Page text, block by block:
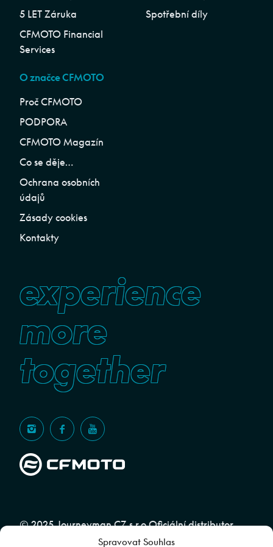
Spravovat Souhlas
5 LET Záruka
CFMOTO Financial
Services
Spotřební díly
O značce CFMOTO
Proč CFMOTO
PODPORA
CFMOTO Magazín
Co se děje…
Ochrana osobních
údajů
Zásady cookies
Kontakty
experience
more
together
© 2025 Journeyman CZ s.r.o Oficiální distributor
značky CFMOTO pro ČR a SR | Web spravuje